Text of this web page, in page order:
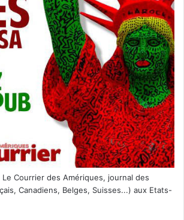
Courrier des Amériques, journal des
Canadiens, Belges, Suisses...) aux Etats-